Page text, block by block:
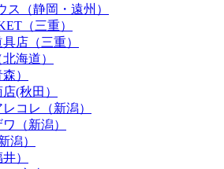
ス（静岡・遠州）
（三重）
店（三重）
海道）
）
(秋田）
コレ（新潟）
（新潟）
潟）
）